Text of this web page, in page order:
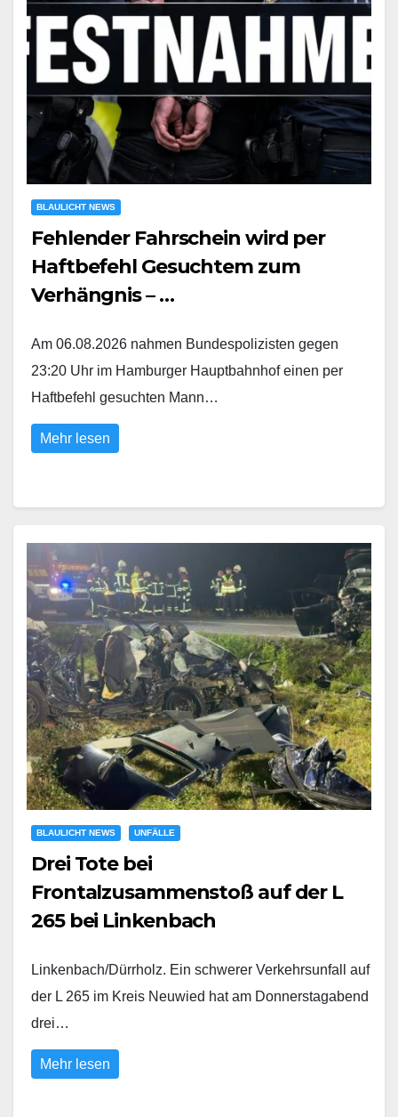
BLAULICHT NEWS
Fehlender Fahrschein wird per
Haftbefehl Gesuchtem zum
Verhängnis – …
Am 06.08.2026 nahmen Bundespolizisten gegen
23:20 Uhr im Hamburger Hauptbahnhof einen per
Haftbefehl gesuchten Mann…
Mehr lesen
BLAULICHT NEWS UNFÄLLE
Drei Tote bei
Frontalzusammenstoß auf der L
265 bei Linkenbach
Linkenbach/Dürrholz. Ein schwerer Verkehrsunfall auf
der L 265 im Kreis Neuwied hat am Donnerstagabend
drei…
Mehr lesen